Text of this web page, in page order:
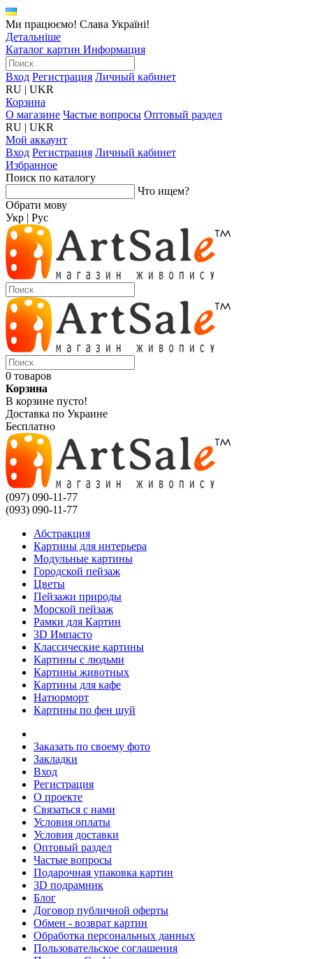
Ми працюємо! Слава Україні!
Детальніше
Каталог картин Информация
Вход Регистрация Личный кабинет
RU | UKR
Корзина
О магазине Частые вопросы Оптовый раздел
RU | UKR
Мой аккаунт
Вход Регистрация Личный кабинет
Избранное
Поиск по каталогу
Что ищем?
Обрати мову
Укр | Рус
0 товаров
Корзина
В корзине пусто!
Доставка по Украине
Бесплатно
(097) 090-11-77
(093) 090-11-77
Абстракция
Картины для интерьера
Модульные картины
Городской пейзаж
Цветы
Пейзажи природы
Морской пейзаж
Рамки для Картин
3D Импасто
Классические картины
Картины с людьми
Картины животных
Картины для кафе
Натюрморт
Картины по фен шуй
Заказать по своему фото
Закладки
Вход
Регистрация
О проекте
Связаться с нами
Условия оплаты
Условия доставки
Оптовый раздел
Частые вопросы
Подарочная упаковка картин
3D подрамник
Блог
Договор публичной оферты
Обмен - возврат картин
Обработка персональных данных
Пользовательское соглашения